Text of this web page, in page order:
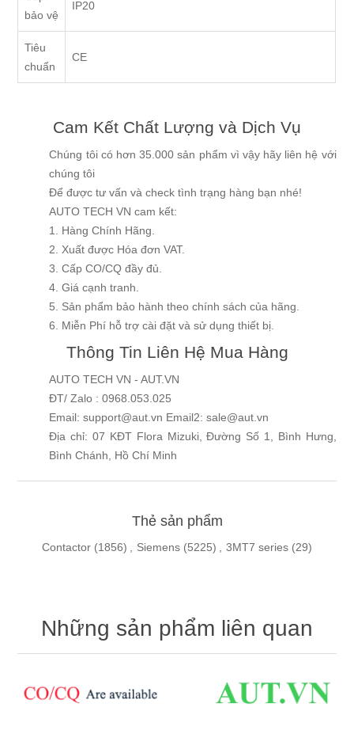
bảo vệ
IP20
Tiêu
chuẩn
CE
Cam Kết Chất Lượng và Dịch Vụ
Chúng tôi có hơn 35.000 sản phẩm vì vậy hãy liên hệ với
chúng tôi
Để được tư vấn và check tình trạng hàng bạn nhé!
AUTO TECH VN cam kết:
1. Hàng Chính Hãng.
2. Xuất được Hóa đơn VAT.
3. Cấp CO/CQ đầy đủ.
4. Giá cạnh tranh.
5. Sản phẩm bảo hành theo chính sách của hãng.
6. Miễn Phí hỗ trợ cài đặt và sử dụng thiết bị.
Thông Tin Liên Hệ Mua Hàng
AUTO TECH VN - AUT.VN
ĐT/ Zalo : 0968.053.025
Email: support@aut.vn Email2: sale@aut.vn
Địa chỉ: 07 KĐT Flora Mizuki, Đường Số 1, Bình Hưng,
Bình Chánh, Hồ Chí Minh
Thẻ sản phẩm
Contactor (1856) , Siemens (5225) , 3MT7 series (29)
Những sản phẩm liên quan